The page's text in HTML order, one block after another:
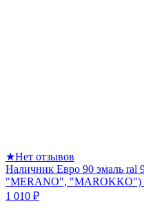
★Нет отзывов
Наличник Евро 90 эмаль ral
"MERANO", "MAROKKO")
1 010 ₽